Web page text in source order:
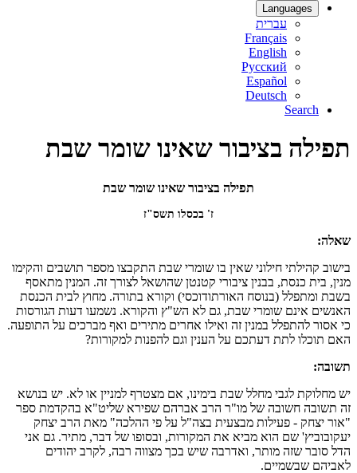
Languages
עברית
Français
English
Русский
Español
Deutsch
Search
תפילה בציבור שאינו שומר שבת
תפילה בציבור שאינו שומר שבת
ז' בכסלו תשס"ז
שאלה:
בישוב קהילתי חילוני שאין בו שומרי שבת התקבצו מספר תושבים והקימו
מנין, בית כנסת, בבנין ציבורי קטנטן שהושאל לצורך זה. המנין מתאסף
בשבת ומתפלל (בנוסח האורתודוכסי) וקורא בתורה. מחוץ לבית הכנסת
האנשים אינם שומרי שבת, גם לא הש"ץ והקורא. נשמעו דעות הגורסות
כי אסור להתפלל במנין זה ואילו אחרים מתירים ואף מברכים על התופעה.
האם תוכלו לתת דעתכם על הענין וגם להפנות למקורות?
תשובה:
יש מחלוקת לגבי מחלל שבת בימינו, אם מצטרף למניין או לא. יש בנושא
זה תשובה חשובה של מו"ר הרב אברהם שפירא שליט"א בהקדמת ספר
"אור יצחק - פעילות מבצעית בצה"ל על פי ההלכה" מאת הרב יצחק
יעקובוביץ' שם הוא מביא את המקורות, ובסופו של דבר, מתיר. גם אני
הדל סובר שזה מותר, ואדרבה שיש בכך מצווה רבה, לקרב יהודים
לאביהם שבשמיים.